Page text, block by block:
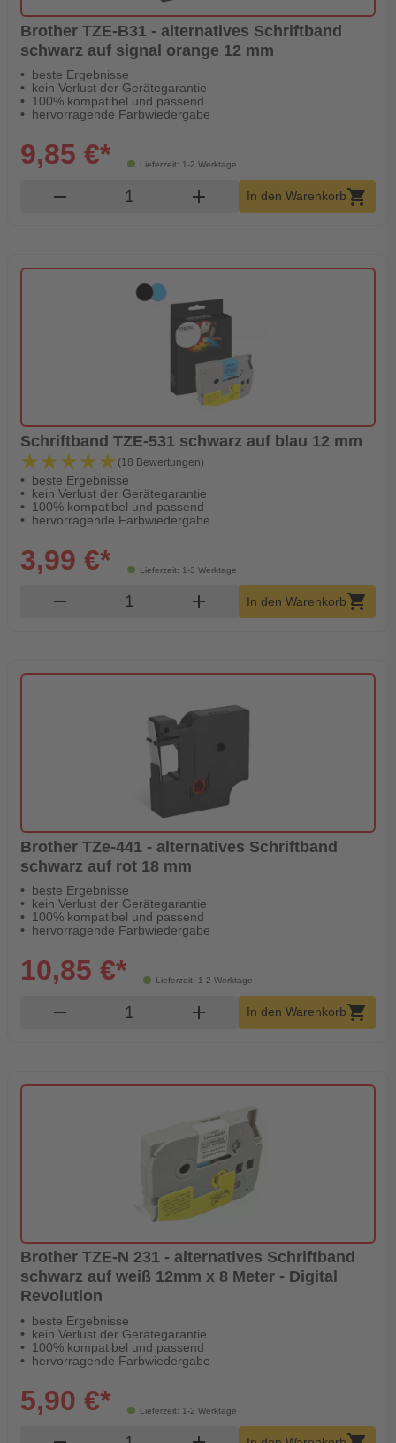
Brother TZE-B31 - alternatives Schriftband
schwarz auf signal orange 12 mm
beste Ergebnisse
kein Verlust der Gerätegarantie
100% kompatibel und passend
hervorragende Farbwiedergabe
Lieferzeit: 1-2 Werktage
9,85 €*
remove Produkt Warenkorb Menge
add In den Warenkorbshopping_cart
Schriftband TZE-531 schwarz auf blau 12 mm
★★★★★
★★★★★ (18 Bewertungen)
beste Ergebnisse
kein Verlust der Gerätegarantie
100% kompatibel und passend
hervorragende Farbwiedergabe
Lieferzeit: 1-3 Werktage
3,99 €*
remove Produkt Warenkorb Menge
add In den Warenkorbshopping_cart
Brother TZe-441 - alternatives Schriftband
schwarz auf rot 18 mm
beste Ergebnisse
kein Verlust der Gerätegarantie
100% kompatibel und passend
hervorragende Farbwiedergabe
Lieferzeit: 1-2 Werktage
10,85 €*
remove Produkt Warenkorb Menge
add In den Warenkorbshopping_cart
Brother TZE-N 231 - alternatives Schriftband
schwarz auf weiß 12mm x 8 Meter - Digital
Revolution
beste Ergebnisse
kein Verlust der Gerätegarantie
100% kompatibel und passend
hervorragende Farbwiedergabe
Lieferzeit: 1-2 Werktage
5,90 €*
Produkt Warenkorb Menge